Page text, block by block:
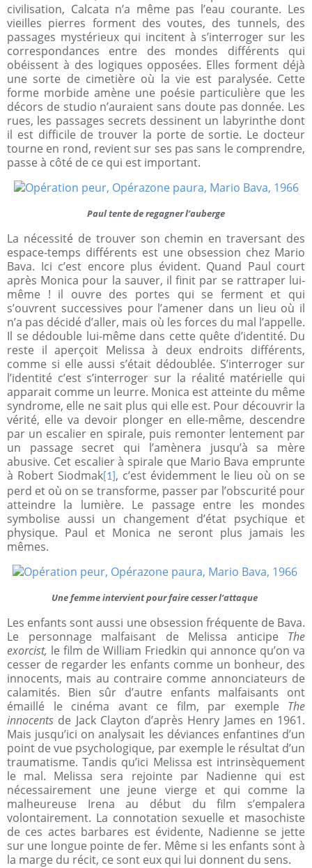
civilisation, Calcata n’a même pas l’eau courante. Les
vieilles pierres forment des voutes, des tunnels, des
passages mystérieux qui incitent à s’interroger sur les
correspondances entre des mondes différents qui
obéissent à des logiques opposées. Elles forment déjà
une sorte de cimetière où la vie est paralysée. Cette
forme morbide amène une poésie particulière que les
décors de studio n’auraient sans doute pas donnée. Les
rues, les passages secrets dessinent un labyrinthe dont
il est difficile de trouver la porte de sortie. Le docteur
tourne en rond, revient sur ses pas sans le comprendre,
passe à côté de ce qui est important.
Paul tente de regagner l’auberge
La nécessité de trouver son chemin en traversant des
espace-temps différents est une obsession chez Mario
Bava. Ici c’est encore plus évident. Quand Paul court
après Monica pour la sauver, il finit par se rattraper lui-
même ! il ouvre des portes qui se ferment et qui
s’ouvrent successives pour l’amener dans un lieu où il
n’a pas décidé d’aller, mais où les forces du mal l’appelle.
Il se dédouble lui-même dans cette quête d’identité. Du
reste il aperçoit Melissa à deux endroits différents,
comme si elle aussi s’était dédoublée. S’interroger sur
l’identité c’est s’interroger sur la réalité matérielle qui
apparait comme un leurre. Monica est atteinte du même
syndrome, elle ne sait plus qui elle est. Pour découvrir la
vérité, elle va devoir plonger en elle-même, descendre
par un escalier en spirale, puis remonter lentement par
un passage secret qui l’amènera jusqu’à sa mère
abusive. Cet escalier à spirale que Mario Bava emprunte
à Robert Siodmak [1] , c’est évidemment le lieu où on se
perd et où on se transforme, passer par l’obscurité pour
atteindre la lumière. Le passage entre les mondes
symbolise aussi un changement d’état psychique et
physique. Paul et Monica ne seront plus jamais les
mêmes.
Une femme intervient pour faire cesser l’attaque
Les enfants sont aussi une obsession fréquente de Bava.
Le personnage malfaisant de Melissa anticipe The
exorcist, le film de William Friedkin qui annonce qu’on va
cesser de regarder les enfants comme un bonheur, des
innocents, mais au contraire comme annonciateurs de
calamités. Bien sûr d’autre enfants malfaisants ont
émaillé le cinéma avant ce film, par exemple The
innocents de Jack Clayton d’après Henry James en 1961.
Mais jusqu’ici on analysait les déviances enfantines d’un
point de vue psychologique, par exemple le résultat d’un
traumatisme. Tandis qu’ici Melissa est intrinsèquement
le mal. Melissa sera rejointe par Nadienne qui est
nécessairement une jeune vierge et qui comme la
malheureuse Irena au début du film s’empalera
volontairement. La connotation sexuelle et masochiste
de ces actes barbares est évidente, Nadienne se jette
sur une longue pointe de fer. Même si les enfants sont à
la marge du récit, ce sont eux qui lui donnent du sens.